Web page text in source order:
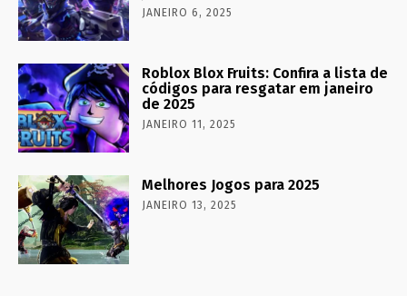
JANEIRO 6, 2025
Roblox Blox Fruits: Confira a lista de
códigos para resgatar em janeiro
de 2025
JANEIRO 11, 2025
Melhores Jogos para 2025
JANEIRO 13, 2025